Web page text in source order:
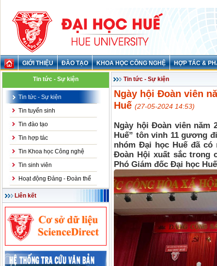
GIỚI THIỆU ĐÀO TẠO KHOA HỌC CÔNG NGHỆ HỢP TÁC &
Tin tức - Sự kiện
Tin tức - Sự kiện
Tin tuyển sinh
Tin đào tạo
Tin hợp tác
Tin Khoa học Công nghệ
Tin sinh viên
Hoạt động Đảng - Đoàn thể
Liên kết
Tin tức - Sự kiện
Ngày hội Đoàn viên
Huế (27-05-2024 14:53)
Ngày hội Đoàn viên năm
Huế” tôn vinh 11 gương
nhóm Đại học Huế đã
Đoàn Hội xuất sắc trong
Phó Giám đốc Đại học